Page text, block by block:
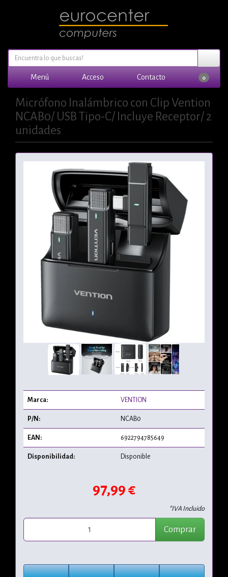
Menú Acceso Contacto 0
Micrófono Inalámbrico con Clip Vention
NCAB0/ USB Tipo-C/ Incluye Receptor/ 2
unidades
Marca: VENTION
P/N: NCAB0
EAN: 6922794785649
Disponibilidad: Disponible
97,99 €
*IVA Incluido
Comprar